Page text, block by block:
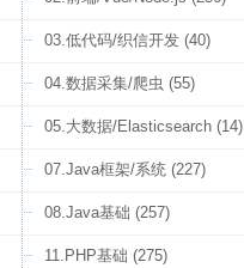
03.低代码/织信开发 (40)
04.数据采集/爬虫 (55)
05.大数据/Elasticsearch (14)
07.Java框架/系统 (227)
08.Java基础 (257)
11.PHP基础 (275)